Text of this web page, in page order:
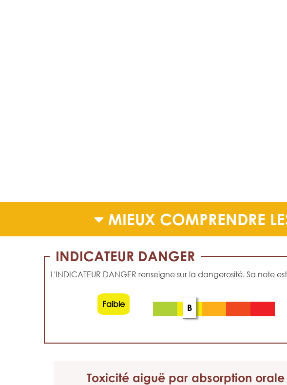
MIEUX COMPRENDRE
INDICATEUR DANGER
L'INDICATEUR DANGER renseigne sur la dangerosité. Sa
Faible B
Toxicité aiguë par absorption orale